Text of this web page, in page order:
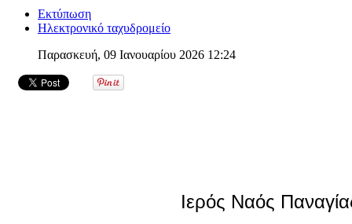
Εκτύπωση
Ηλεκτρονικό ταχυδρομείο
Παρασκευή, 09 Ιανουαρίου 2026 12:24
Ιερός Ναός